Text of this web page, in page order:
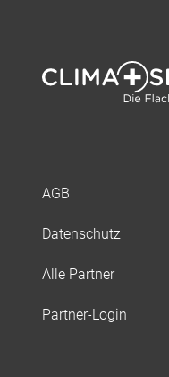
AGB
Datenschutz
Alle Partner
Partner-Login